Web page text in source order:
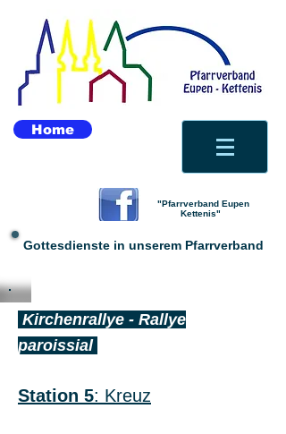
Home
"Pfarrverband Eupen
Kettenis"
Gottesdienste in unserem Pfarrverband
Kirchenrallye - Rallye
paroissial
Station 5: Kreuz